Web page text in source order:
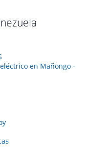
en Mañongo -